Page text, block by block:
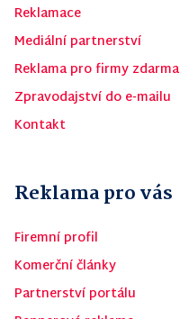
Reklamace
Mediální partnerství
Reklama pro firmy zdarma
Zpravodajství do e-mailu
Kontakt
Reklama pro vás
Firemní profil
Komerční články
Partnerství portálu